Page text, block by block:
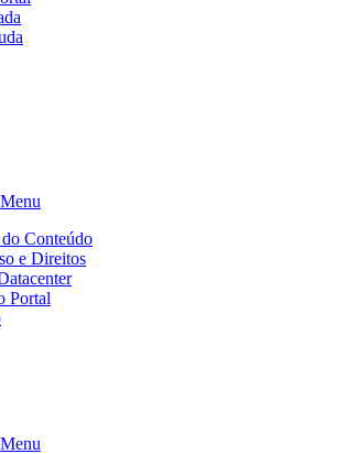
Conteúdo
e Direitos
Portal